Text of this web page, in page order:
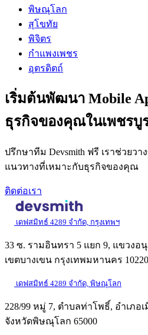
พิษณุโลก
สุโขทัย
พิจิตร
กำแพงเพชร
อุตรดิตถ์
เริ่มต้นพัฒนา Mobile
ธุรกิจของคุณในเพชร
ปรึกษาทีม Devsmith ฟรี เราช่วยว
แนวทางที่เหมาะกับธุรกิจของคุณ
ติดต่อเรา
เดฟสมิทธ์ 4289 จำกัด, กรุงเทพฯ
33 ซ. รามอินทรา 5 แยก 9, แขวงอ
เขตบางเขน กรุงเทพมหานคร 10220
เดฟสมิทธ์ 4289 จำกัด, พิษณุโลก
228/99 หมู่ 7, ตำบลท่าโพธิ์, อำเภอ
จังหวัดพิษณุโลก 65000